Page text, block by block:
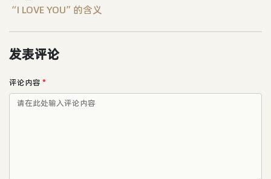
“I LOVE YOU”的含义
发表评论
评论内容 *